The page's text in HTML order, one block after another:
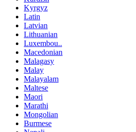
Kyrgyz
Latin
Latvian
Lithuanian
Luxembou..
Macedonian
Malagasy
Malay
Malayalam
Maltese
Maori
Marathi
Mongolian
Burmese